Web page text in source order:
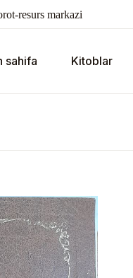
resurs markazi
sahifa Kitoblar